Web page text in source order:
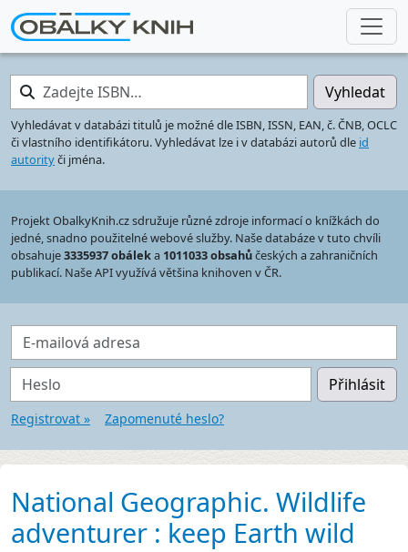
Zadejte ISBN… Vyhledat
Vyhledávat v databázi titulů je možné dle ISBN, ISSN, EAN, č. ČNB, OCLC
či vlastního identifikátoru. Vyhledávat lze i v databázi autorů dle id
autorityči jména.
Projekt ObalkyKnih.cz sdružuje různé zdroje informací o knížkách do
jedné, snadno použitelné webové služby. Naše databáze v tuto chvíli
obsahuje3335937 obáleka 1011033 obsahůčeských a zahraničních
publikací. Naše API využívá většina knihoven v ČR.
E-mailová adresa
Heslo Přihlásit
Registrovat » Zapomenuté heslo?
National Geographic. Wildlife
adventurer : keep Earth wild